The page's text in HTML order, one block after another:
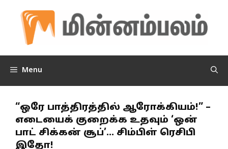
content
Menu
“ஒரே பாத்திரத்தில் ஆரோக்கியம்!” –
எடையைக் குறைக்க உதவும் ‘ஒன்
பாட் சிக்கன் சூப்’… சிம்பிள் ரெசிபி
இதோ!